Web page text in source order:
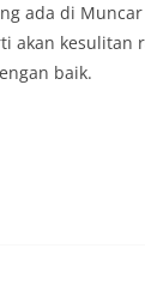
ada di
akan kesulitan
baik.